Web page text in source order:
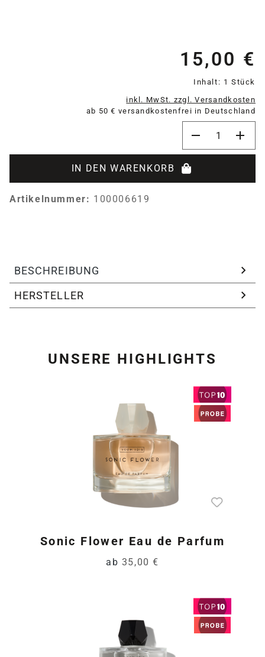
15,00 €
Inhalt: 1 Stück
inkl. MwSt. zzgl. Versandkosten
ab 50 € versandkostenfrei in Deutschland
IN DEN WARENKORB
Artikelnummer: 100006619
BESCHREIBUNG
HERSTELLER
UNSERE HIGHLIGHTS
Sonic Flower Eau de Parfum
ab 35,00 €